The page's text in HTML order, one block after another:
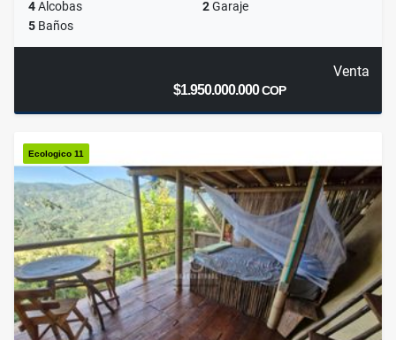
4Alcobas 2Garaje
5 Baños
Venta
$1.950.000.000COP
Ecologico 11